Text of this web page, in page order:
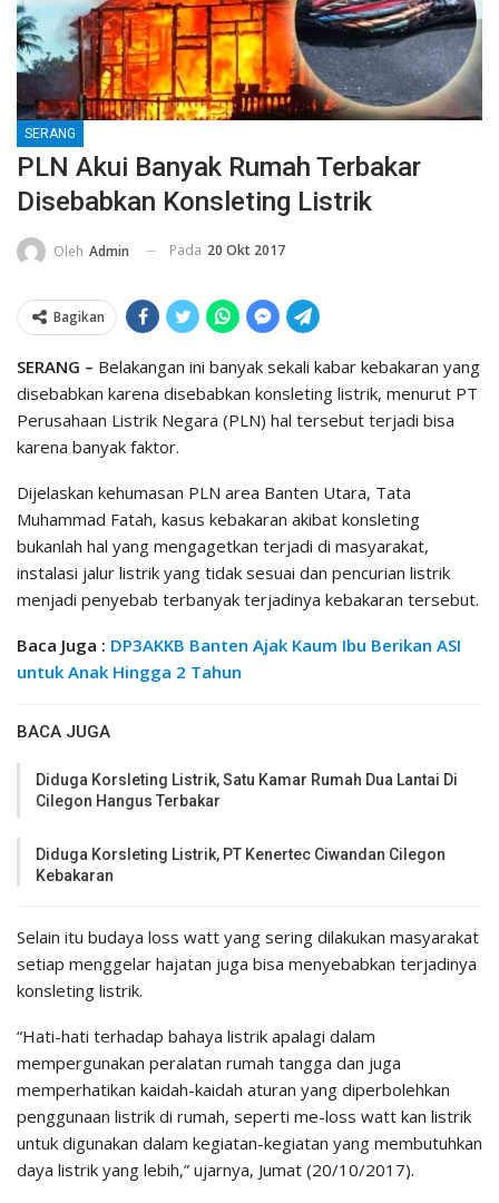
SERANG
PLN Akui Banyak Rumah Terbakar
Disebabkan Konsleting Listrik
Oleh Admin Pada 20 Okt 2017
Bagikan
SERANG – Belakangan ini banyak sekali kabar kebakaran yang
disebabkan karena disebabkan konsleting listrik, menurut PT
Perusahaan Listrik Negara (PLN) hal tersebut terjadi bisa
karena banyak faktor.
Dijelaskan kehumasan PLN area Banten Utara, Tata
Muhammad Fatah, kasus kebakaran akibat konsleting
bukanlah hal yang mengagetkan terjadi di masyarakat,
instalasi jalur listrik yang tidak sesuai dan pencurian listrik
menjadi penyebab terbanyak terjadinya kebakaran tersebut.
Baca Juga : DP3AKKB Banten Ajak Kaum Ibu Berikan ASI
untuk Anak Hingga 2 Tahun
BACA JUGA
Diduga Korsleting Listrik, Satu Kamar Rumah Dua Lantai Di
Cilegon Hangus Terbakar
Diduga Korsleting Listrik, PT Kenertec Ciwandan Cilegon
Kebakaran
Selain itu budaya loss watt yang sering dilakukan masyarakat
setiap menggelar hajatan juga bisa menyebabkan terjadinya
konsleting listrik.
“Hati-hati terhadap bahaya listrik apalagi dalam
mempergunakan peralatan rumah tangga dan juga
memperhatikan kaidah-kaidah aturan yang diperbolehkan
penggunaan listrik di rumah, seperti me-loss watt kan listrik
untuk digunakan dalam kegiatan-kegiatan yang membutuhkan
daya listrik yang lebih,” ujarnya, Jumat (20/10/2017).